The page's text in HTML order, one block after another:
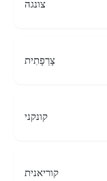
צונגה
צָרְפָתִית
קונקני
קוריאנית